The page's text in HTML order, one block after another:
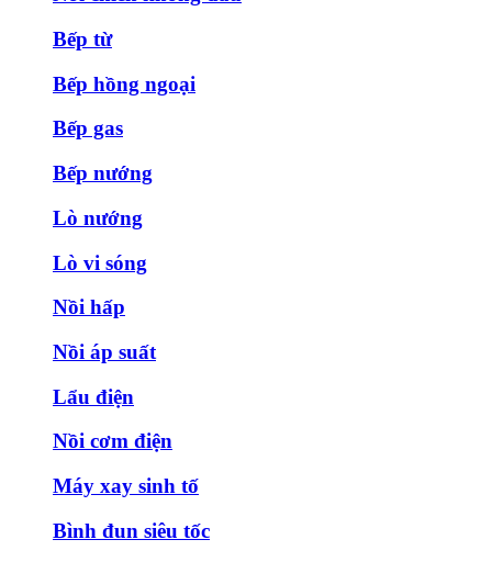
Bếp từ
Bếp hồng ngoại
Bếp gas
Bếp nướng
Lò nướng
Lò vi sóng
Nồi hấp
Nồi áp suất
Lẩu điện
Nồi cơm điện
Máy xay sinh tố
Bình đun siêu tốc